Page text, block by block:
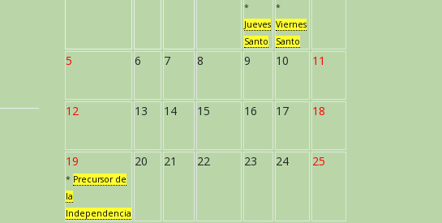
*
Jueves
Santo
*
Viernes
Santo
5 6 7 8 9 10 11
12 13 14 15 16 17 18
19
* Precursor de
la
Independencia
20 21 22 23 24 25